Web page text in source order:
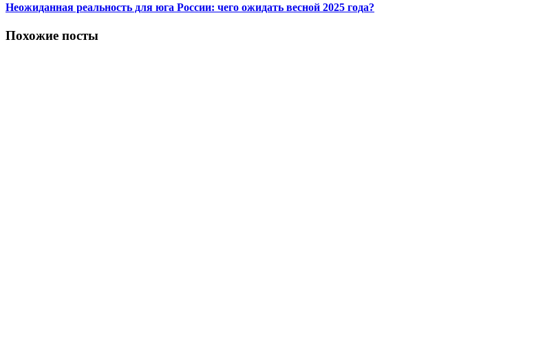
Неожиданная реальность для юга России: чего ожидать весной 2025 года?
Похожие посты